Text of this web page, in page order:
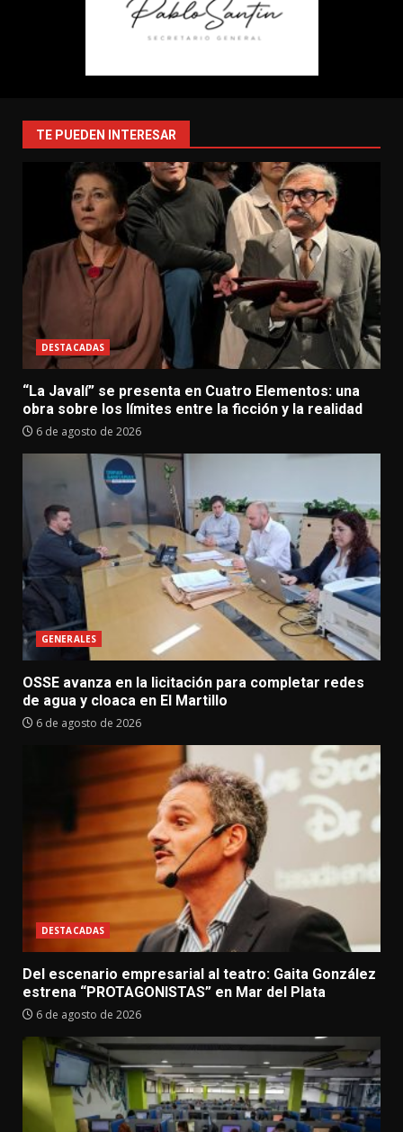
TE PUEDEN INTERESAR
DESTACADAS
“La Javalí” se presenta en Cuatro Elementos: una
obra sobre los límites entre la ficción y la realidad
6 de agosto de 2026
GENERALES
OSSE avanza en la licitación para completar redes
de agua y cloaca en El Martillo
6 de agosto de 2026
DESTACADAS
Del escenario empresarial al teatro: Gaita González
estrena “PROTAGONISTAS” en Mar del Plata
6 de agosto de 2026